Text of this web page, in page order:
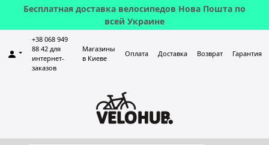
Бесплатная доставка велосипедов Нова Пошта по
всей Украине
+38 068 949
88 42 для
интернет-
заказов
Магазины
в Киеве
Оплата Доставка Возврат Гарантия